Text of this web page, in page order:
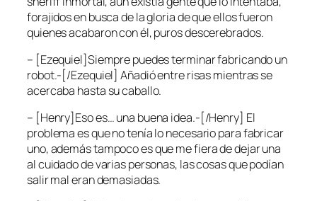
forajidos en busca de la gloria de que ellos fueron
quienes acabaron con él, puros descerebrados.
– [Ezequiel]Siempre puedes terminar fabricando un
robot.-[/Ezequiel] Añadió entre risas mientras se
acercaba hasta su caballo.
– [Henry]Eso es… una buena idea.-[/Henry] El
problema es que no tenía lo necesario para fabricar
uno, además tampoco es que me fiera de dejar una
al cuidado de varias personas, las cosas que podían
salir mal eran demasiadas.